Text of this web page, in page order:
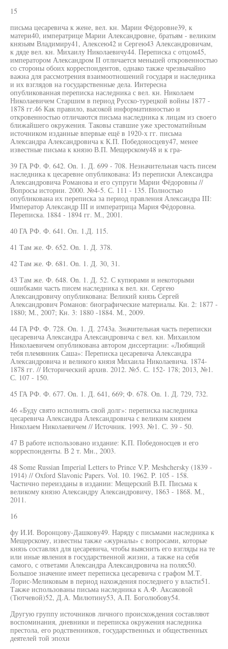
15
письма цесаревича к жене, вел. кн. Марии Фёдоровне39, к
матери40, императрице Марии Александровне, братьям - великим
князьям Владимиру41, Алексею42 и Сергею43 Александровичам,
к дяде вел. кн. Михаилу Николаевичу44. Переписка с отцом45,
императором Александром II отличается меньшей откровенностью
со стороны обоих корреспондентов, однако также чрезвычайно
важна для рассмотрения взаимоотношений государя и наследника
и их взглядов на государственные дела. Интересна
опубликованная переписка наследника с вел. кн. Николаем
Николаевичем Старшим в период Русско-турецкой войны 1877 -
1878 гг.46 Как правило, высокой информативностью и
откровенностью отличаются письма наследника к лицам из своего
ближайшего окружения. Таковы ставшие уже хрестоматийным
источником изданные впервые ещё в 1920-х гг. письма
Александра Александровича к К.П. Победоносцеву47, менее
известные письма к князю В.П. Мещерскому48 и к гра-
39 ГА РФ. Ф. 642. On. 1. Д. 699 - 708. Незначительная часть писем
наследника к цесаревне опубликована: Из переписки Александра
Александровича Романова и его супруги Марии Фёдоровны //
Вопросы истории. 2000. №4-5. С. 111 - 135. Полностью
опубликована их переписка за период правления Александра III:
Император Александр III и императрица Мария Фёдоровна.
Переписка. 1884 - 1894 гг. М., 2001.
40 ГА РФ. Ф. 641. Оп. 1.Д. 115.
41 Там же. Ф. 652. On. 1. Д. 378.
42 Там же. Ф. 681. On. 1. Д. 30, 31.
43 Там же. Ф. 648. On. 1. Д. 52. С купюрами и некоторыми
ошибками часть писем наследника к вел. кн. Сергею
Александровичу опубликована: Великий князь Сергей
Александрович Романов: биографические материалы. Кн. 2: 1877 -
1880; М., 2007; Кн. 3: 1880 -1884. М., 2009.
44 ГА РФ. Ф. 728. On. 1. Д. 2743а. Значительная часть переписки
цесаревича Александра Александровича с вел. кн. Михаилом
Николаевичем опубликована автором диссертации: «Любящий
тебя племянник Саша»: Переписка цесаревича Александра
Александровича и великого князя Михаила Николаевича. 1874-
1878 гг. // Исторический архив. 2012. №5. С. 152- 178; 2013, №1.
С. 107 - 150.
45 ГА РФ. Ф. 677. On. 1. Д. 641, 669; Ф. 678. On. 1. Д. 729, 732.
46 «Буду свято исполнять свой долг»: переписка наследника
цесаревича Александра Александровича с великим князем
Николаем Николаевичем // Источник. 1993. №1. С. 39 - 50.
47 В работе использовано издание: К.П. Победоносцев и его
корреспонденты. В 2 т. Мн., 2003.
48 Some Russian Imperial Letters to Prince V.P. Meshchersky (1839 -
1914) // Oxford Slavonic Papers. Vol. 10. 1962. P. 105 - 158.
Частично переизданы в издании: Мещерский В.П. Письма к
великому князю Александру Александровичу, 1863 - 1868. М.,
2011.
16
фу И.И. Воронцову-Дашкову49. Наряду с письмами наследника к
Мещерскому, известны также «журналы» с вопросами, которые
князь составлял для цесаревича, чтобы выяснить его взгляды на те
или иные явления в государственной жизни, а также на себя
самого, с ответами Александра Александровича на полях50.
Большое значение имеет переписка цесаревича с графом М.Т.
Лорис-Меликовым в период нахождения последнего у власти51.
Также использованы письма наследника к А.Ф. Аксаковой
(Тютчевой)52, Д.А. Милютину53, А.П. Боголюбову54.
Другую группу источников личного происхождения составляют
воспоминания, дневники и переписка окружения наследника
престола, его родственников, государственных и общественных
деятелей той эпохи